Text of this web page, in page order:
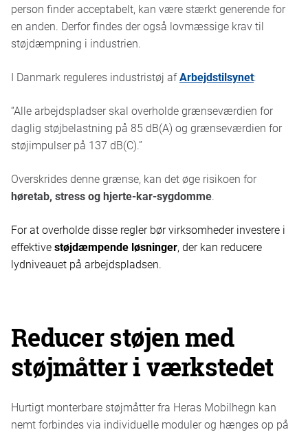
person finder acceptabelt, kan være stærkt generende for
en anden. Derfor findes der også lovmæssige krav til
støjdæmpning i industrien.
I Danmark reguleres industristøj afArbejdstilsynet:
“Alle arbejdspladser skal overholde grænseværdien for
daglig støjbelastning på 85 dB(A) og grænseværdien for
støjimpulser på 137 dB(C).”
Overskrides denne grænse, kan det øge risikoen for
høretab, stress og hjerte-kar-sygdomme.
For at overholde disse regler bør virksomheder investere i
effektivestøjdæmpende løsninger, der kan reducere
lydniveauet på arbejdspladsen.
Reducer støjen med
støjmåtter i værkstedet
Hurtigt monterbare støjmåtter fra Heras Mobilhegn kan
nemt forbindes via individuelle moduler og hænges op på